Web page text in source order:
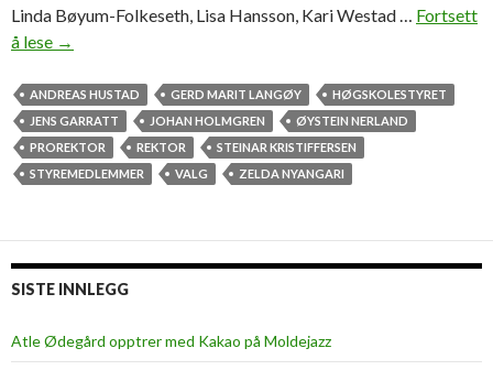
Linda Bøyum-Folkeseth, Lisa Hansson, Kari Westad … Fortsett
å lese S
v
a
l
g
d
n
g
→
ANDREAS HUSTAD GERD MARIT LANGØY
HØGSKOLESTYRET
JENS GARRATT
JOHAN HOLMGREN
ØYSTEIN NERLAND
PROREKTOR
REKTOR
STEINAR KRISTIFFERSEN
STYREMEDLEMMER
VALG ZELDA NYANGARI
SISTE INNLEGG
Atle Ødegård opptrer med Kakao på Moldejazz